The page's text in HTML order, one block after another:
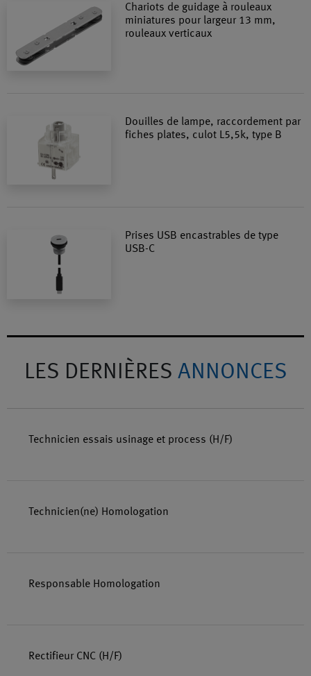
Chariots de guidage à rouleaux
miniatures pour largeur 13 mm,
rouleaux verticaux
Douilles de lampe, raccordement par
fiches plates, culot L5,5k, type B
Prises USB encastrables de type
USB-C
LES DERNIÈRES ANNONCES
Technicien essais usinage et process (H/F)
Technicien(ne) Homologation
Responsable Homologation
Rectifieur CNC (H/F)